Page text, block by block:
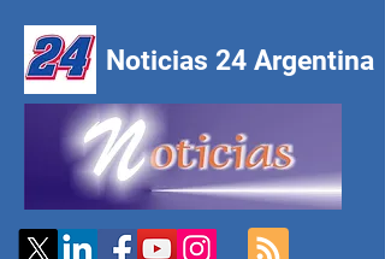
Noticias 24 Argentina